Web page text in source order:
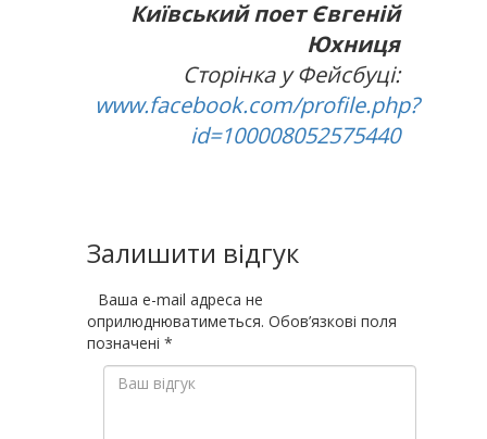
Київський поет Євгеній
Юхниця
Сторінка у Фейсбуці:
www.facebook.com/profile.php?
id=100008052575440
Залишити відгук
Ваша e-mail адреса не
оприлюднюватиметься. Обов’язкові поля
позначені *